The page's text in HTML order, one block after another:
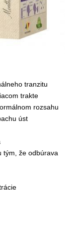
tranzitu
trakte
rozsahu
úst
tým, že odbúrava